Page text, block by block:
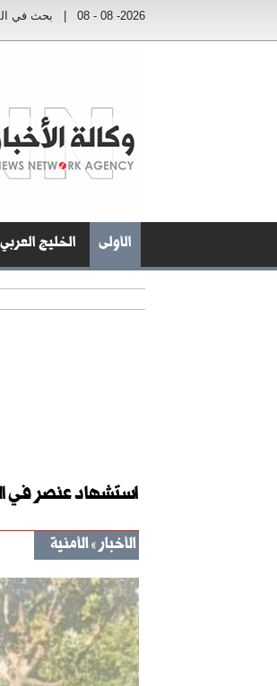
2026- 08 - 08 بحث في
الأولى الخليج العربي
استشهاد عنصر في
الأخبار الأمنية